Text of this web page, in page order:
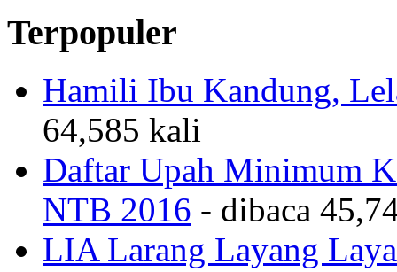
Terpopuler
Hamili Ibu Kandung,
64,585 kali
Daftar Upah Minimum
NTB 2016 - dibaca
LIA Larang Layang